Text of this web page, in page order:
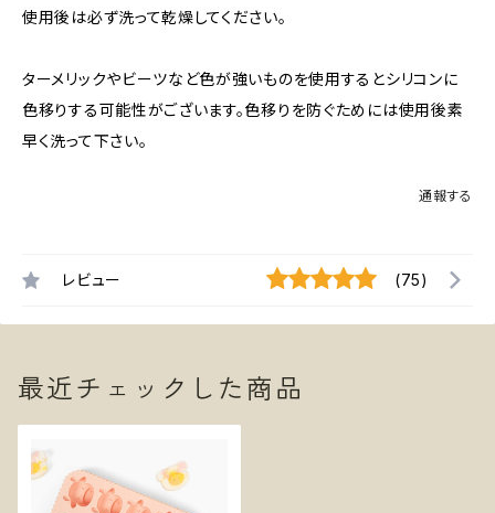
使用後は必ず洗って乾燥してください。
ターメリックやビーツなど色が強いものを使用するとシリコンに
色移りする可能性がございます。色移りを防ぐためには使用後素
早く洗って下さい。
通報する
レビュー (75)
最近チェックした商品